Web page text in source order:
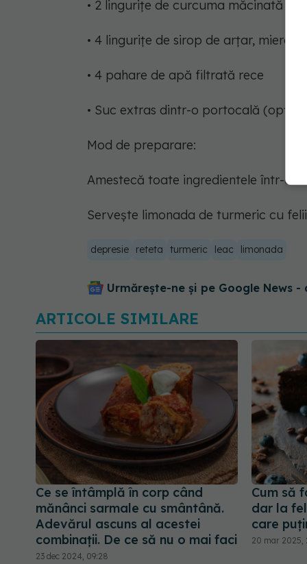
• 2 lingurițe de curcuma măcinată
• 4 lingurițe de sirop de arțar, miere
• 4 pahare de apă filtrată rece
• Suc extras dintr-o portocală
Mod de preparare:
Amestecă toate ingredientele într-o
Servește limonada de turmeric cu
depresie reteta turmeric leac limonada
Urmărește-ne și pe Google News -
ARTICOLE SIMILARE
Ce se întâmplă în corp când
mănânci sarmale cu smântână.
Adevărul ascuns al acestei
combinații. De ce să nu o mai faci
23 dec 2024, 09:28
Cum să
dar la
care
20 mar 2025,